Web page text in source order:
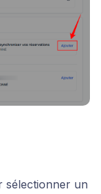
sélectionner un